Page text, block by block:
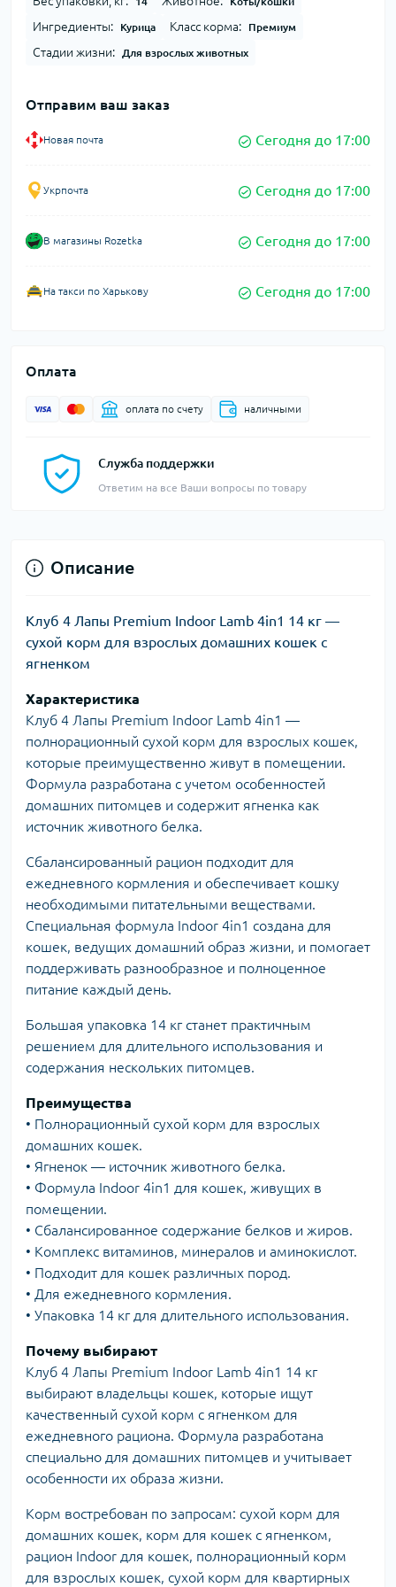
Ингредиенты: Курица Класс корма: Премиум
Стадии жизни: Для взрослых животных
Отправим ваш заказ
Новая почта Сегодня до 17:00
Укрпочта Сегодня до 17:00
В магазины Rozetka Сегодня до 17:00
На такси по Харькову Сегодня до 17:00
Оплата
оплата по счету наличными
Служба поддержки
Ответим на все Ваши вопросы по товару
Описание
Клуб 4 Лапы Premium Indoor Lamb 4in1 14 кг —
сухой корм для взрослых домашних кошек с
ягненком
Характеристика
Клуб 4 Лапы Premium Indoor Lamb 4in1 —
полнорационный сухой корм для взрослых кошек,
которые преимущественно живут в помещении.
Формула разработана с учетом особенностей
домашних питомцев и содержит ягненка как
источник животного белка.
Сбалансированный рацион подходит для
ежедневного кормления и обеспечивает кошку
необходимыми питательными веществами.
Специальная формула Indoor 4in1 создана для
кошек, ведущих домашний образ жизни, и помогает
поддерживать разнообразное и полноценное
питание каждый день.
Большая упаковка 14 кг станет практичным
решением для длительного использования и
содержания нескольких питомцев.
Преимущества
• Полнорационный сухой корм для взрослых
домашних кошек.
• Ягненок — источник животного белка.
• Формула Indoor 4in1 для кошек, живущих в
помещении.
• Сбалансированное содержание белков и жиров.
• Комплекс витаминов, минералов и аминокислот.
• Подходит для кошек различных пород.
• Для ежедневного кормления.
• Упаковка 14 кг для длительного использования.
Почему выбирают
Клуб 4 Лапы Premium Indoor Lamb 4in1 14 кг
выбирают владельцы кошек, которые ищут
качественный сухой корм с ягненком для
ежедневного рациона. Формула разработана
специально для домашних питомцев и учитывает
особенности их образа жизни.
Корм востребован по запросам: сухой корм для
домашних кошек, корм для кошек с ягненком,
рацион Indoor для кошек, полнорационный корм
для взрослых кошек, сухой корм для квартирных